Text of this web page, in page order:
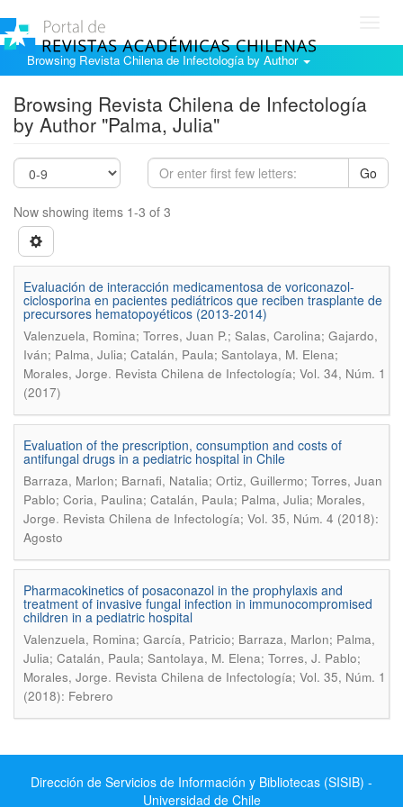
Browsing Revista Chilena de Infectología by Author
Browsing Revista Chilena de Infectología
by Author "Palma, Julia"
Go
Now showing items 1-3 of 3
Evaluación de interacción medicamentosa de voriconazol-
ciclosporina en pacientes pediátricos que reciben trasplante de
precursores hematopoyéticos (2013-2014)
Valenzuela, Romina; Torres, Juan P.; Salas, Carolina; Gajardo,
Iván; Palma, Julia; Catalán, Paula; Santolaya, M. Elena;
Morales, Jorge. Revista Chilena de Infectología; Vol. 34, Núm. 1
(2017)
Evaluation of the prescription, consumption and costs of
antifungal drugs in a pediatric hospital in Chile
Barraza, Marlon; Barnafi, Natalia; Ortiz, Guillermo; Torres, Juan
Pablo; Coria, Paulina; Catalán, Paula; Palma, Julia; Morales,
Jorge. Revista Chilena de Infectología; Vol. 35, Núm. 4 (2018):
Agosto
Pharmacokinetics of posaconazol in the prophylaxis and
treatment of invasive fungal infection in immunocompromised
children in a pediatric hospital
Valenzuela, Romina; García, Patricio; Barraza, Marlon; Palma,
Julia; Catalán, Paula; Santolaya, M. Elena; Torres, J. Pablo;
Morales, Jorge. Revista Chilena de Infectología; Vol. 35, Núm. 1
(2018): Febrero
Dirección de Servicios de Información y Bibliotecas (SISIB) -
Universidad de Chile